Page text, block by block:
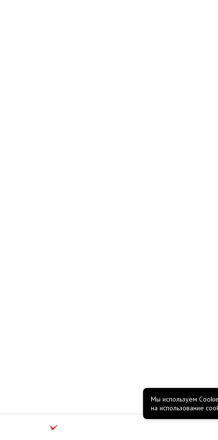
Мы используем
на использование